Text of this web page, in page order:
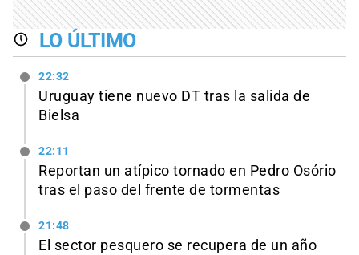
LO ÚLTIMO
22:32
Uruguay tiene nuevo DT tras la salida de
Bielsa
22:11
Reportan un atípico tornado en Pedro Osório
tras el paso del frente de tormentas
21:48
El sector pesquero se recupera de un año